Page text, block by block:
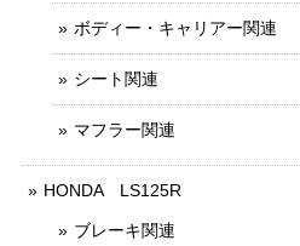
ボディー・キャリアー関連
シート関連
マフラー関連
HONDA LS125R
ブレーキ関連